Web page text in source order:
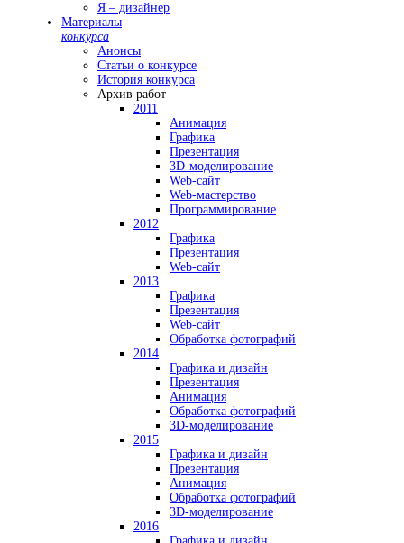
Я – дизайнер
Материалы
конкурса
Анонсы
Статьи о конкурсе
История конкурса
Архив работ
2011
Анимация
Графика
Презентация
3D-моделирование
Web-сайт
Web-мастерство
Программирование
2012
Графика
Презентация
Web-сайт
2013
Графика
Презентация
Web-сайт
Обработка фотографий
2014
Графика и дизайн
Презентация
Анимация
Обработка фотографий
3D-моделирование
2015
Графика и дизайн
Презентация
Анимация
Обработка фотографий
3D-моделирование
2016